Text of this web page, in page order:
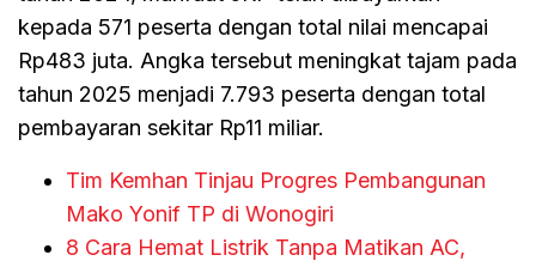
kepada 571 peserta dengan total nilai mencapai
Rp483 juta. Angka tersebut meningkat tajam pada
tahun 2025 menjadi 7.793 peserta dengan total
pembayaran sekitar Rp11 miliar.
Tim Kemhan Tinjau Progres Pembangunan
Mako Yonif TP di Wonogiri
8 Cara Hemat Listrik Tanpa Matikan AC,